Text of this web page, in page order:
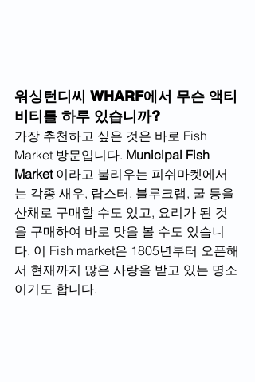
워싱턴디씨 WHARF에서 무슨 액티
비티를 하루 있습니까?
가장 추천하고 싶은 것은 바로 Fish
Market 방문입니다. Municipal Fish
Market 이라고 불리우는 피쉬마켓에서
는 각종 새우, 랍스터, 블루크랩, 굴 등을
산채로 구매할 수도 있고, 요리가 된 것
을 구매하여 바로 맛을 볼 수도 있습니
다. 이 Fish market은 1805년부터 오픈해
서 현재까지 많은 사랑을 받고 있는 명소
이기도 합니다.